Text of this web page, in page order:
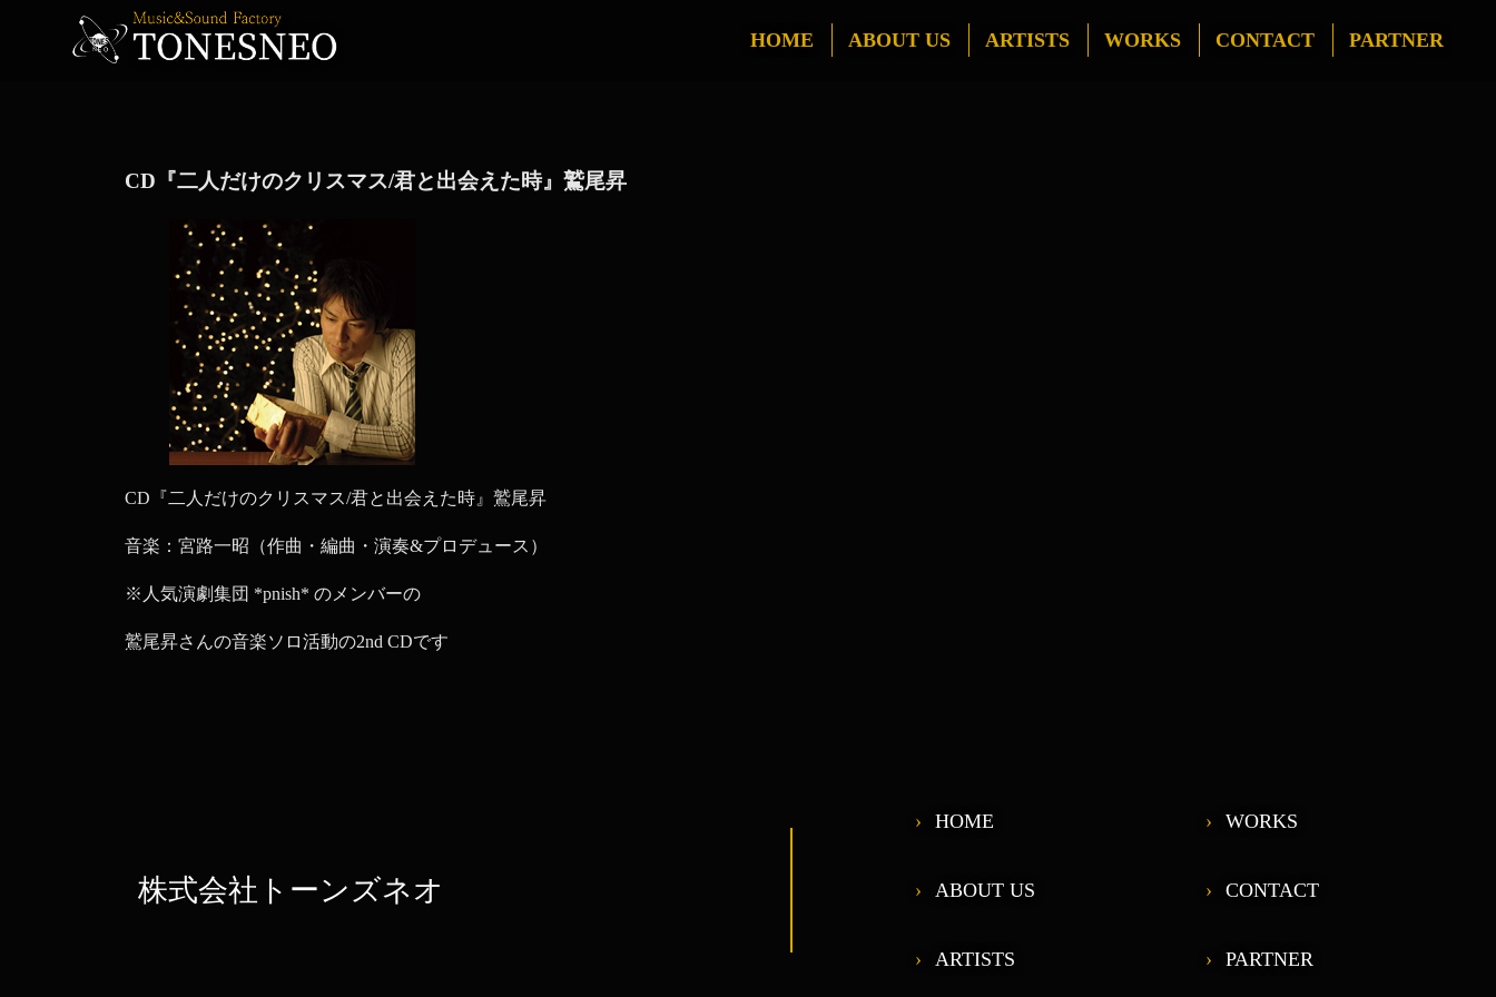
HOME ABOUT US ARTISTS WORKS CONTACT PARTNER
CD『二人だけのクリスマス/君と出会えた時』鷲尾昇
CD『二人だけのクリスマス/君と出会えた時』鷲尾昇
音楽：宮路一昭（作曲・編曲・演奏&プロデュース）
※人気演劇集団 *pnish* のメンバーの
鷲尾昇さんの音楽ソロ活動の2nd CDです
株式会社トーンズネオ
HOME
ABOUT US
ARTISTS
WORKS
CONTACT
PARTNER